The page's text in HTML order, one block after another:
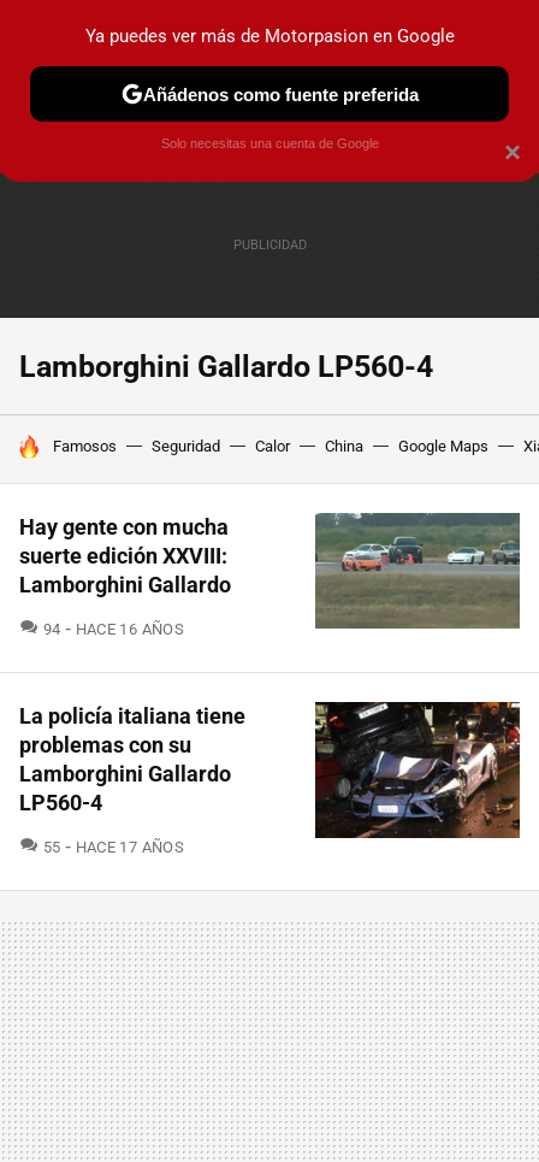
PRUEBAS COCHES ELÉCTRICOS OBSERVATORIO
Lamborghini Gallardo LP560-4
HOY SE HABLA DE
Famosos Seguridad Calor China Google Maps
Hay gente con mucha
suerte edición XXVIII:
Lamborghini Gallardo
94 COMENTARIOS
HACE 16 AÑOS
La policía italiana tiene
problemas con su
Lamborghini Gallardo
LP560-4
55 COMENTARIOS
HACE 17 AÑOS
×
Ya puedes ver más de Motorpasion en Google
Añádenos como fuente preferida
Solo necesitas una cuenta de Google